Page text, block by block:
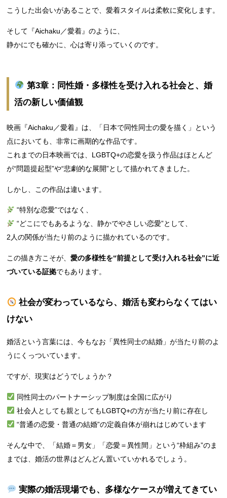
こうした出会いがあることで、愛着スタイルは柔軟に変化します。
そして『Aichaku／愛着』のように、
静かにでも確かに、心は寄り添っていくのです。
第3章：同性婚・多様性を受け入れる社会と、婚
活の新しい価値観
映画『Aichaku／愛着』は、「日本で同性同士の愛を描く」という
点においても、非常に画期的な作品です。
これまでの日本映画では、LGBTQ+の恋愛を扱う作品はほとんど
が“問題提起型”や“悲劇的な展開”として描かれてきました。
しかし、この作品は違います。
“特別な恋愛”ではなく、
“どこにでもあるような、静かでやさしい恋愛”として、
2人の関係が当たり前のように描かれているのです。
この描き方こそが、愛の多様性を“前提として受け入れる社会”に近
づいている証拠でもあります。
社会が変わっているなら、婚活も変わらなくてはい
けない
婚活という言葉には、今もなお「異性同士の結婚」が当たり前のよ
うにくっついています。
ですが、現実はどうでしょうか？
同性同士のパートナーシップ制度は全国に広がり
社会人としても親としてもLGBTQ+の方が当たり前に存在し
“普通の恋愛・普通の結婚”の定義自体が崩れはじめています
そんな中で、「結婚＝男女」「恋愛＝異性間」という“枠組み”のま
までは、婚活の世界はどんどん置いていかれるでしょう。
実際の婚活現場でも、多様なケースが増えてきてい